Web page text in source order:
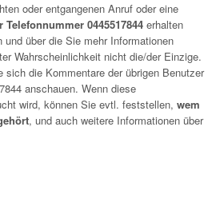
oder entgangenen Anruf oder eine
Telefonnummer 0445517844 erhalten
über die Sie mehr Informationen
Wahrscheinlichkeit nicht die/der Einzige.
die Kommentare der übrigen Benutzer
anschauen. Wenn diese
wird, können Sie evtl. feststellen, wem
, und auch weitere Informationen über